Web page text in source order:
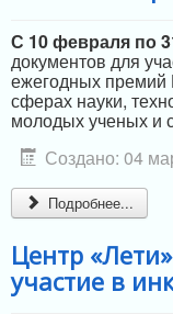
С 10 февраля по
документов для
ежегодных премий
сферах науки,
молодых ученых и
Создано: 04
Подробнее...
Центр
участие в